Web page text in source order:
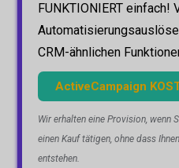
FUNKTIONIERT einfach!
CRM-ähnlichen
ActiveCampaign
Wir erhalten eine Provision, wenn
einen Kauf tätigen, ohne dass
entstehen.